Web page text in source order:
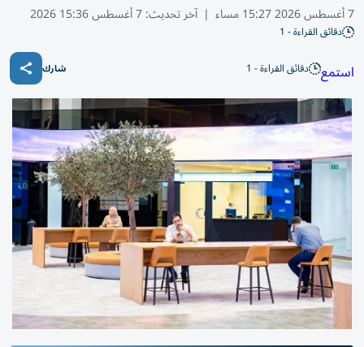
7 أغسطس 2026 15:27 مساء | آخر تحديث:7 أغسطس 15:36 2026
دقائق القراءة - 1
استمع دقائق القراءة - 1 شارك